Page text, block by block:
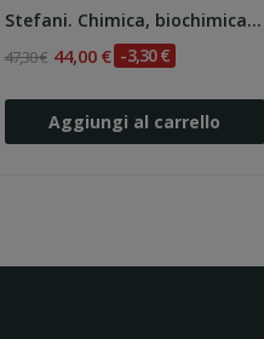
Stefani. Chimica, biochimica e biologia...
47,30 € 44,00 € -3,30 €
Aggiungi al carrello